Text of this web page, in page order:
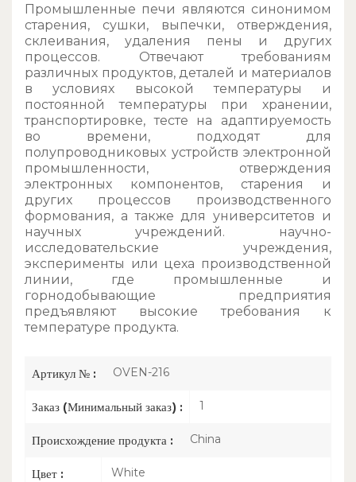
Промышленные печи являются синонимом
старения, сушки, выпечки, отверждения,
склеивания, удаления пены и других
процессов. Отвечают требованиям
различных продуктов, деталей и материалов
в условиях высокой температуры и
постоянной температуры при хранении,
транспортировке, тесте на адаптируемость
во времени, подходят для
полупроводниковых устройств электронной
промышленности, отверждения
электронных компонентов, старения и
других процессов производственного
формования, а также для университетов и
научных учреждений. научно-
исследовательские учреждения,
эксперименты или цеха производственной
линии, где промышленные и
горнодобывающие предприятия
предъявляют высокие требования к
температуре продукта.
Артикул № : OVEN-216
Заказ (Минимальный заказ) : 1
Происхождение продукта : China
Цвет : White